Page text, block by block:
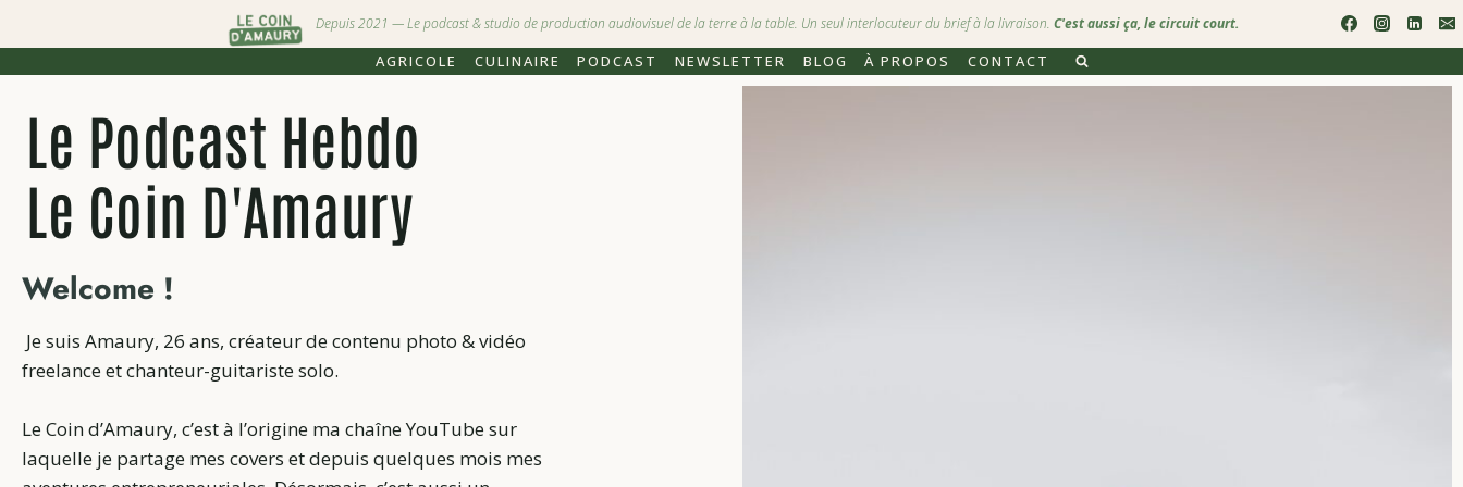
Depuis 2021 — Le podcast & studio de production audiovisuel de la terre à la table. Un seul interlocuteur du brief à la livraison. C'est aussi ça, le circuit court.
AGRICOLE CULINAIRE PODCAST NEWSLETTER BLOG À PROPOS CONTACT
Le Podcast Hebdo
Le Coin D'Amaury
Welcome !
Je suis Amaury, 26 ans, créateur de contenu photo & vidéo
freelance et chanteur-guitariste solo.
Le Coin d’Amaury, c’est à l’origine ma chaîne YouTube sur
laquelle je partage mes covers et depuis quelques mois mes